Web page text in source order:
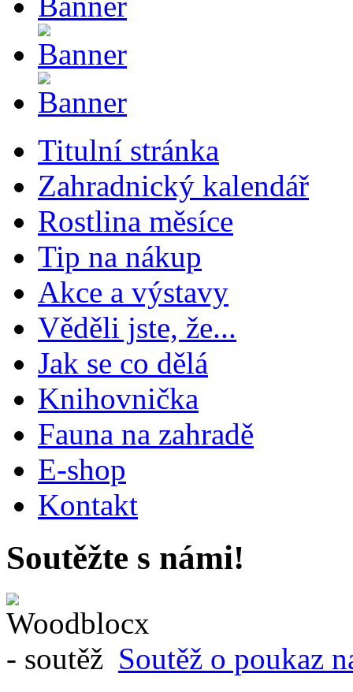
Titulní stránka
Zahradnický kalendář
Rostlina měsíce
Tip na nákup
Akce a výstavy
Věděli jste, že...
Jak se co dělá
Knihovnička
Fauna na zahradě
E-shop
Kontakt
Soutěžte s námi!
Soutěž o poukaz